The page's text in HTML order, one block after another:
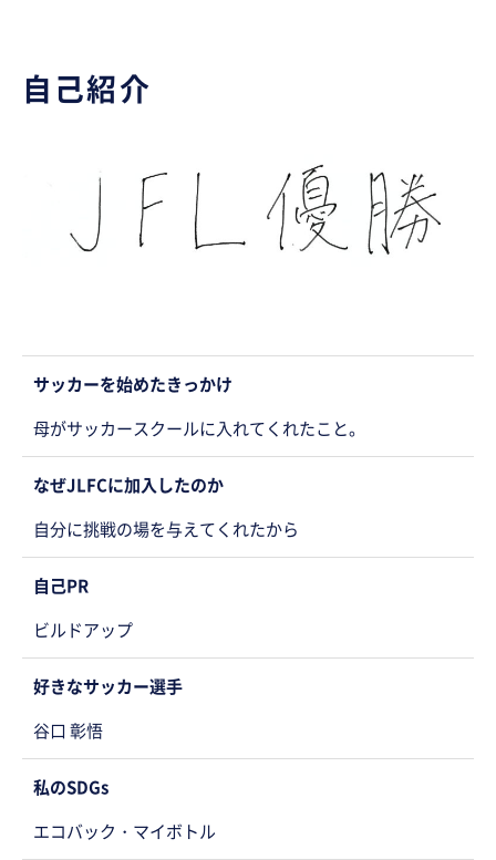
自己紹介
サッカーを始めたきっかけ
母がサッカースクールに入れてくれたこと。
なぜJLFCに加入したのか
自分に挑戦の場を与えてくれたから
自己PR
ビルドアップ
好きなサッカー選手
谷口 彰悟
私のSDGs
エコバック・マイボトル